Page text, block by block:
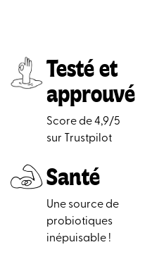
Testé et
approuvé
Score de 4,9/5
sur Trustpilot
Santé
Une source de
probiotiques
inépuisable !